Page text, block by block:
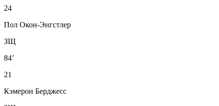
24
Пол Окон-Энгстлер
ЗЩ
84’
21
Кэмерон Берджесс